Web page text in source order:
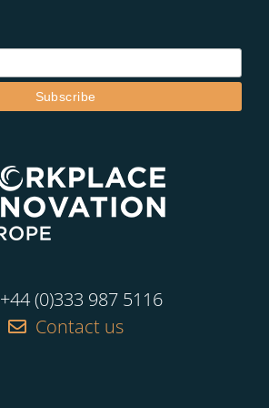
+44 (0)333 987 5116
Contact us